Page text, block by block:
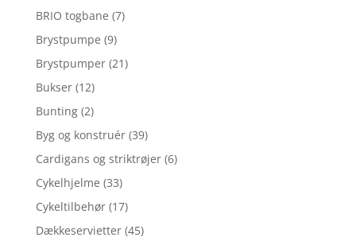
BRIO togbane (7)
Brystpumpe (9)
Brystpumper (21)
Bukser (12)
Bunting (2)
Byg og konstruér (39)
Cardigans og striktrøjer (6)
Cykelhjelme (33)
Cykeltilbehør (17)
Dækkeservietter (45)